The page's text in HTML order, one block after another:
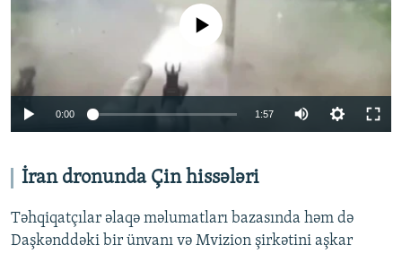
720p 1080p
No media source currently available
0:00 1:57
720p
İran dronunda Çin hissələri
Təhqiqatçılar əlaqə məlumatları bazasında həm də
Daşkənddəki bir ünvanı və Mvizion şirkətini aşkar